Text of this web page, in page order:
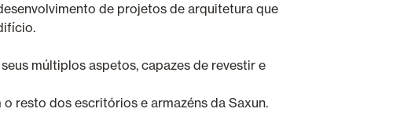
de projetos de arquitetura que
múltiplos aspetos, capazes de revestir e
resto dos escritórios e armazéns da Saxun.